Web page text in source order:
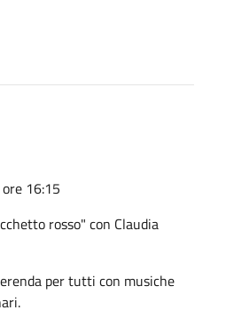
16:15
rosso" con Claudia
per tutti con musiche